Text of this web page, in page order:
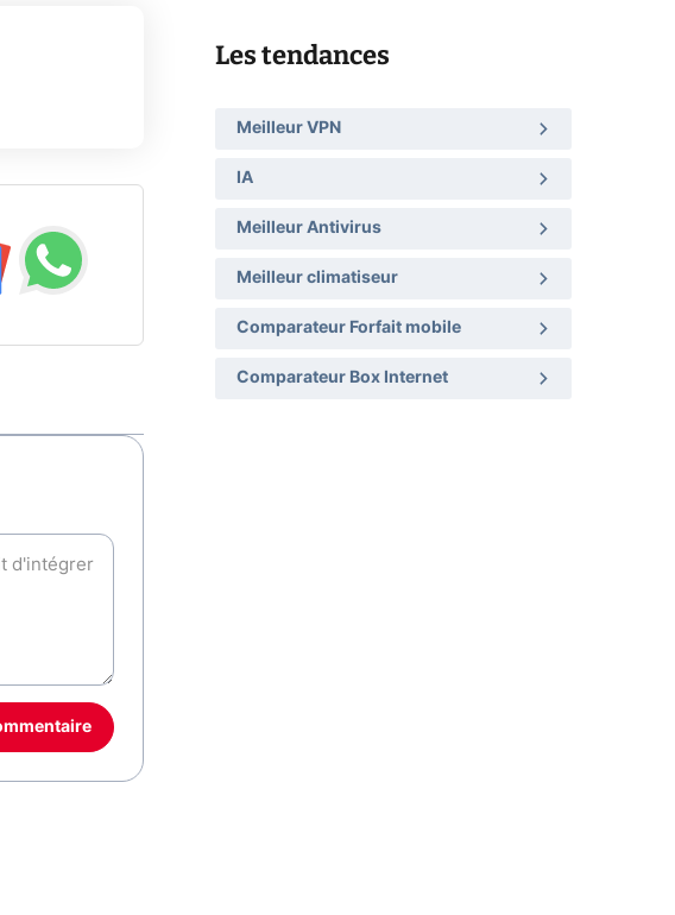
Les tendances
Meilleur VPN
IA
Meilleur Antivirus
Meilleur climatiseur
Comparateur Forfait mobile
Comparateur Box Internet